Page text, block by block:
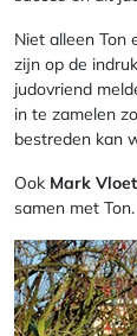
Niet alleen Ton
zijn op de
judovriend
in te zamelen
bestreden kan
Ook Mark Vloet
samen met Ton.